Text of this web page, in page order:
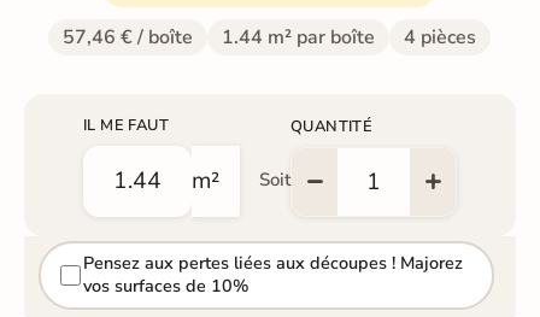
57,46 € / boîte 1.44 m² par boîte 4 pièces
IL ME FAUT
m² Soit
QUANTITÉ
Pensez aux pertes liées aux découpes ! Majorez
vos surfaces de 10%